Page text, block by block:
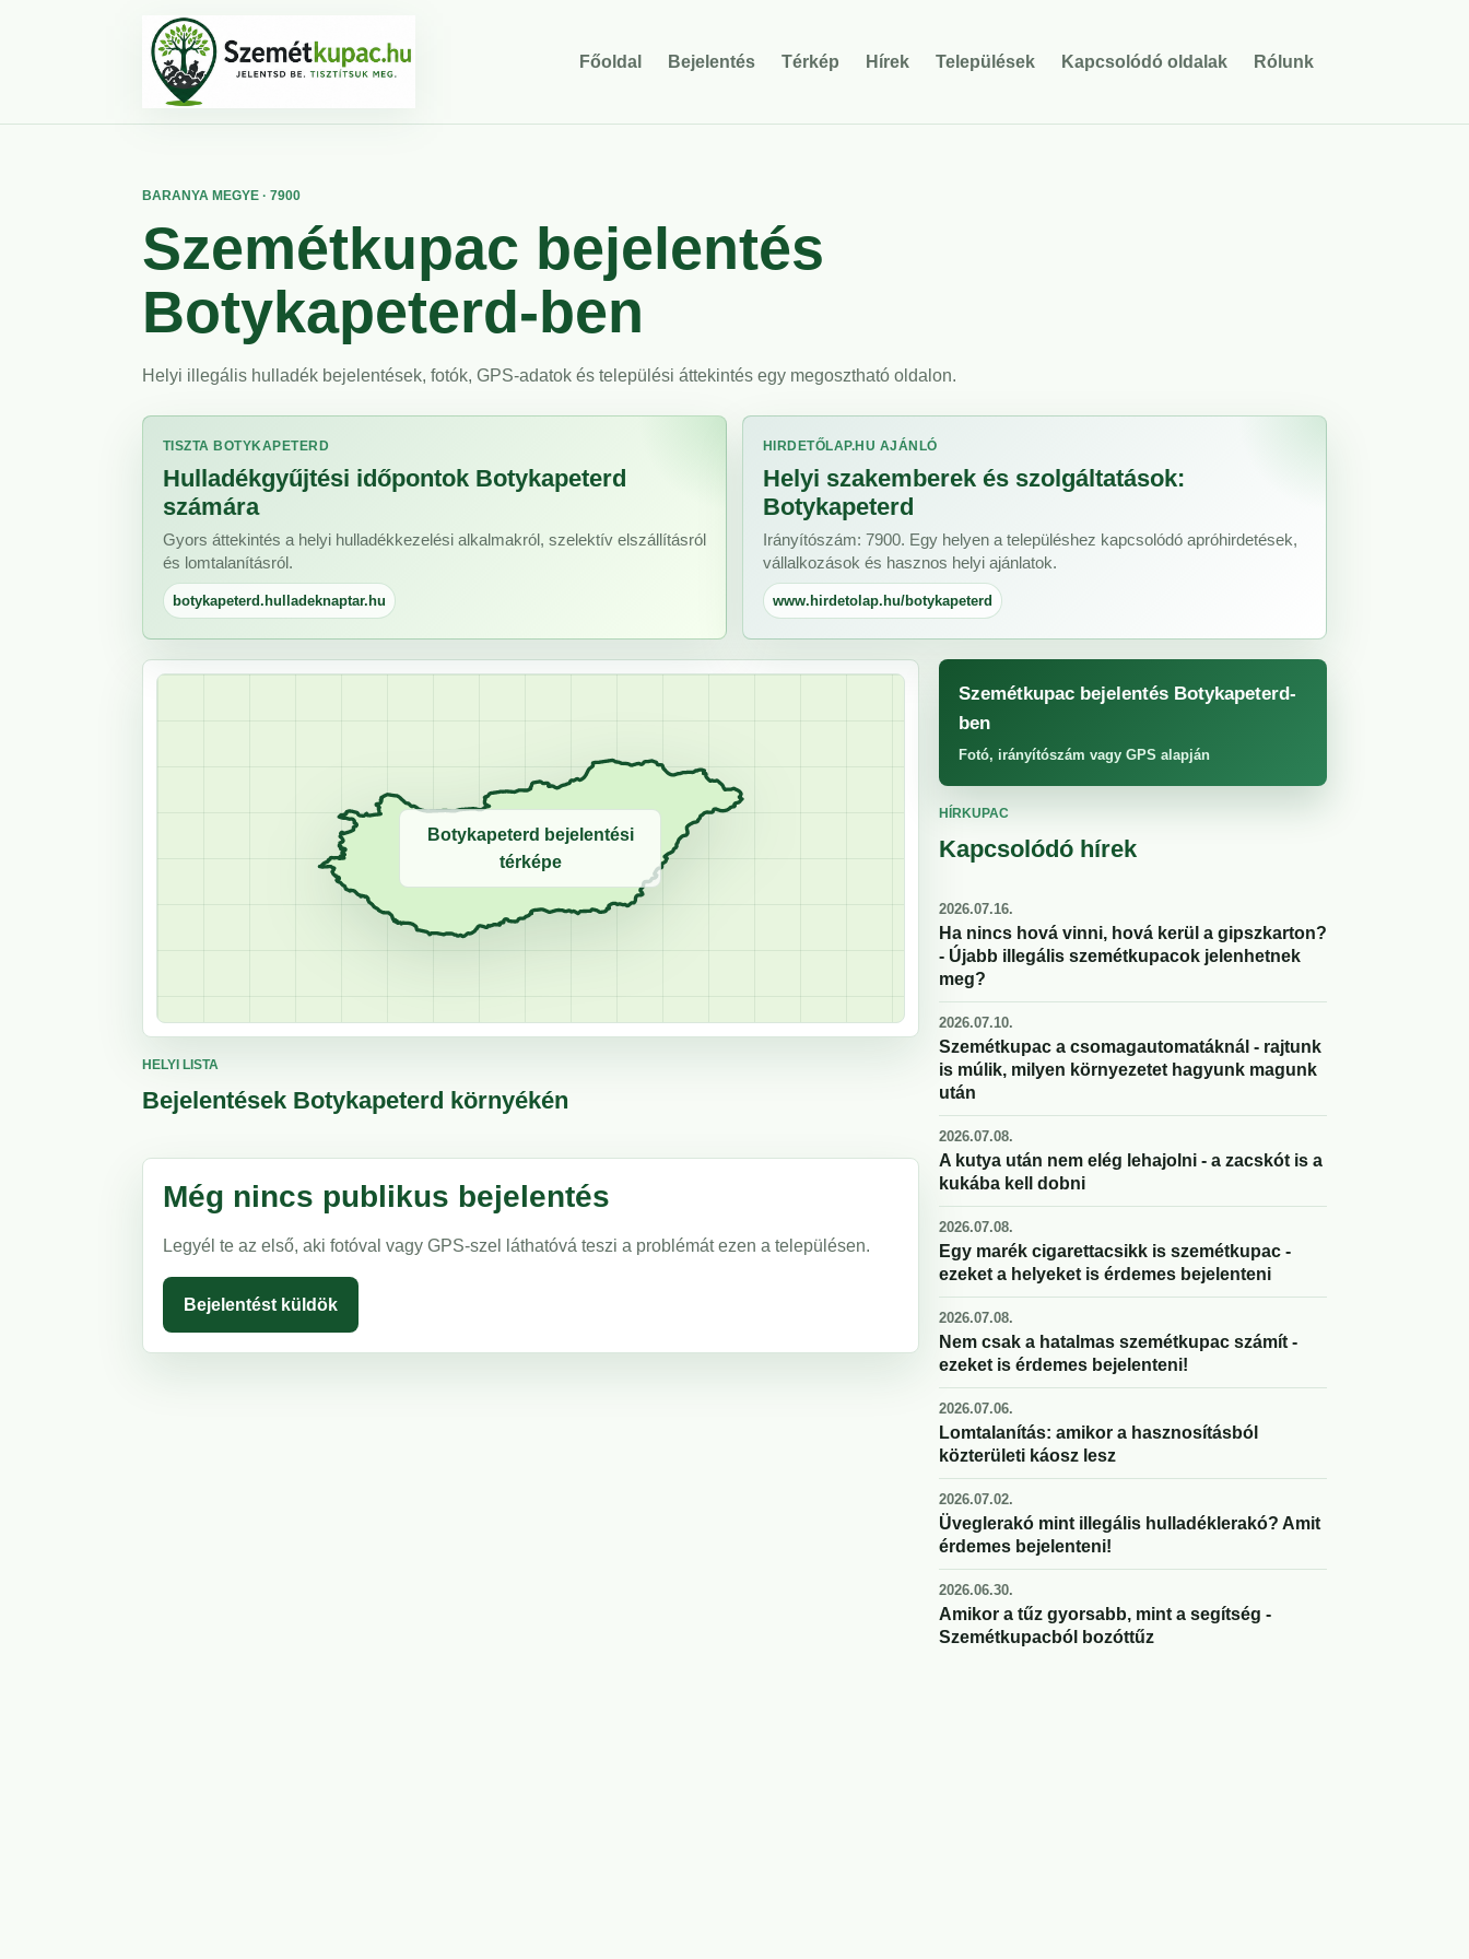
Főoldal Bejelentés Térkép Hírek Települések Kapcsolódó oldalak Rólunk
BARANYA MEGYE · 7900
Szemétkupac bejelentés
Botykapeterd-ben
Helyi illegális hulladék bejelentések, fotók, GPS-adatok és települési áttekintés egy megosztható oldalon.
TISZTA BOTYKAPETERD
Hulladékgyűjtési időpontok Botykapeterd
számára
Gyors áttekintés a helyi hulladékkezelési alkalmakról, szelektív elszállításról
és lomtalanításról.
botykapeterd.hulladeknaptar.hu
HIRDETŐLAP.HU AJÁNLÓ
Helyi szakemberek és szolgáltatások:
Botykapeterd
Irányítószám: 7900. Egy helyen a településhez kapcsolódó apróhirdetések,
vállalkozások és hasznos helyi ajánlatok.
www.hirdetolap.hu/botykapeterd
Botykapeterd bejelentési
térképe
HELYI LISTA
Bejelentések Botykapeterd környékén
Még nincs publikus bejelentés
Legyél te az első, aki fotóval vagy GPS-szel láthatóvá teszi a problémát ezen a településen.
Bejelentést küldök
Szemétkupac bejelentés Botykapeterd-
ben
Fotó, irányítószám vagy GPS alapján
HÍRKUPAC
Kapcsolódó hírek
2026.07.16.
Ha nincs hová vinni, hová kerül a gipszkarton?
- Újabb illegális szemétkupacok jelenhetnek
meg?
2026.07.10.
Szemétkupac a csomagautomatáknál - rajtunk
is múlik, milyen környezetet hagyunk magunk
után
2026.07.08.
A kutya után nem elég lehajolni - a zacskót is a
kukába kell dobni
2026.07.08.
Egy marék cigarettacsikk is szemétkupac -
ezeket a helyeket is érdemes bejelenteni
2026.07.08.
Nem csak a hatalmas szemétkupac számít -
ezeket is érdemes bejelenteni!
2026.07.06.
Lomtalanítás: amikor a hasznosításból
közterületi káosz lesz
2026.07.02.
Üveglerakó mint illegális hulladéklerakó? Amit
érdemes bejelenteni!
2026.06.30.
Amikor a tűz gyorsabb, mint a segítség -
Szemétkupacból bozóttűz